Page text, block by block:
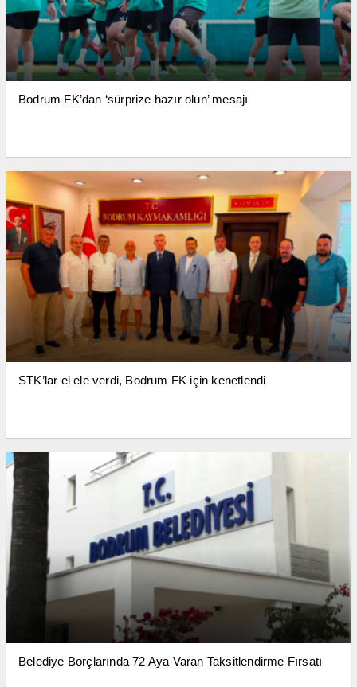
Bodrum FK’dan ‘sürprize hazır olun’ mesajı
STK’lar el ele verdi, Bodrum FK için kenetlendi
Belediye Borçlarında 72 Aya Varan Taksitlendirme Fırsatı